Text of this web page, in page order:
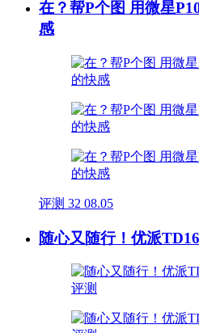
在？帮P个图 用微星
感
评测 32 08.05
随心又随行！优派